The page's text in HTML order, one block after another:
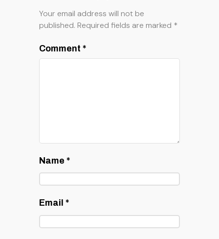
Your email address will not be
published. Required fields are marked *
Comment *
Name *
Email *